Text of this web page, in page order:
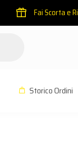
Fai Scorta e
Storico Ordini